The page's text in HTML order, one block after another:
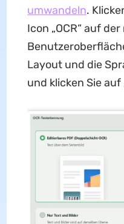
umwandeln.
Icon „OCR“ auf
Layout und die
und klicken Sie auf